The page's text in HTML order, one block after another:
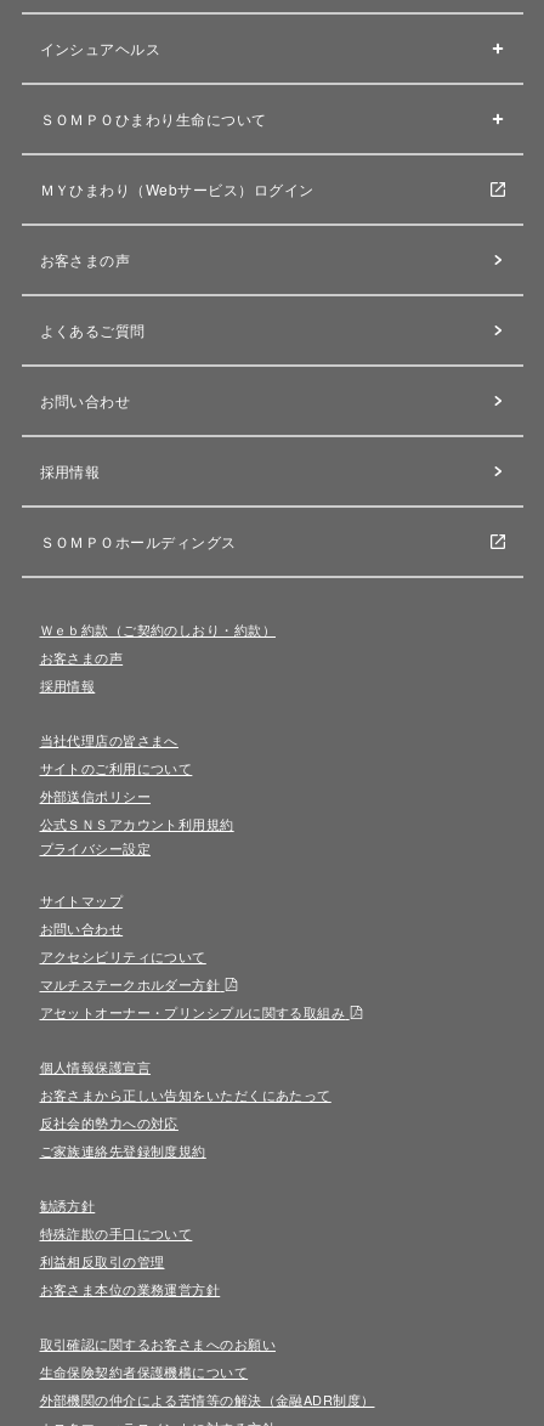
インシュアヘルス
ＳＯＭＰＯひまわり生命について
ＭＹひまわり（Webサービス）ログイン
お客さまの声
よくあるご質問
お問い合わせ
採用情報
ＳＯＭＰＯホールディングス
Ｗｅｂ約款（ご契約のしおり・約款）
お客さまの声
採用情報
当社代理店の皆さまへ
サイトのご利用について
外部送信ポリシー
公式ＳＮＳアカウント利用規約
プライバシー設定
サイトマップ
お問い合わせ
アクセシビリティについて
マルチステークホルダー方針
アセットオーナー・プリンシプルに関する取組み
個人情報保護宣言
お客さまから正しい告知をいただくにあたって
反社会的勢力への対応
ご家族連絡先登録制度規約
勧誘方針
特殊詐欺の手口について
利益相反取引の管理
お客さま本位の業務運営方針
取引確認に関するお客さまへのお願い
生命保険契約者保護機構について
外部機関の仲介による苦情等の解決（金融ADR制度）